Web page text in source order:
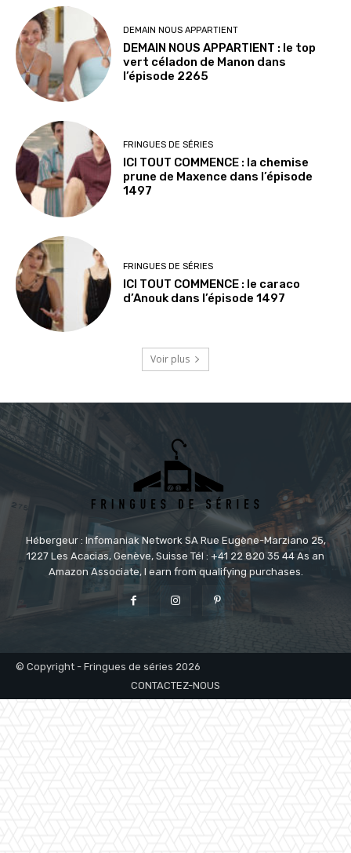
DEMAIN NOUS APPARTIENT
DEMAIN NOUS APPARTIENT : le top
vert céladon de Manon dans
l’épisode 2265
FRINGUES DE SÉRIES
ICI TOUT COMMENCE : la chemise
prune de Maxence dans l’épisode
1497
FRINGUES DE SÉRIES
ICI TOUT COMMENCE : le caraco
d’Anouk dans l’épisode 1497
Voir plus
Hébergeur : Infomaniak Network SA Rue Eugène-Marziano 25,
1227 Les Acacias, Genève, Suisse Tél : +41 22 820 35 44 As an
Amazon Associate, I earn from qualifying purchases.
© Copyright - Fringues de séries 2026
CONTACTEZ-NOUS